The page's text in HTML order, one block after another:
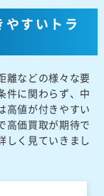
すいトラ
離などの様々な要
件に関わらず、中
高値が付きやすい
高価買取が期待で
しく見ていきまし